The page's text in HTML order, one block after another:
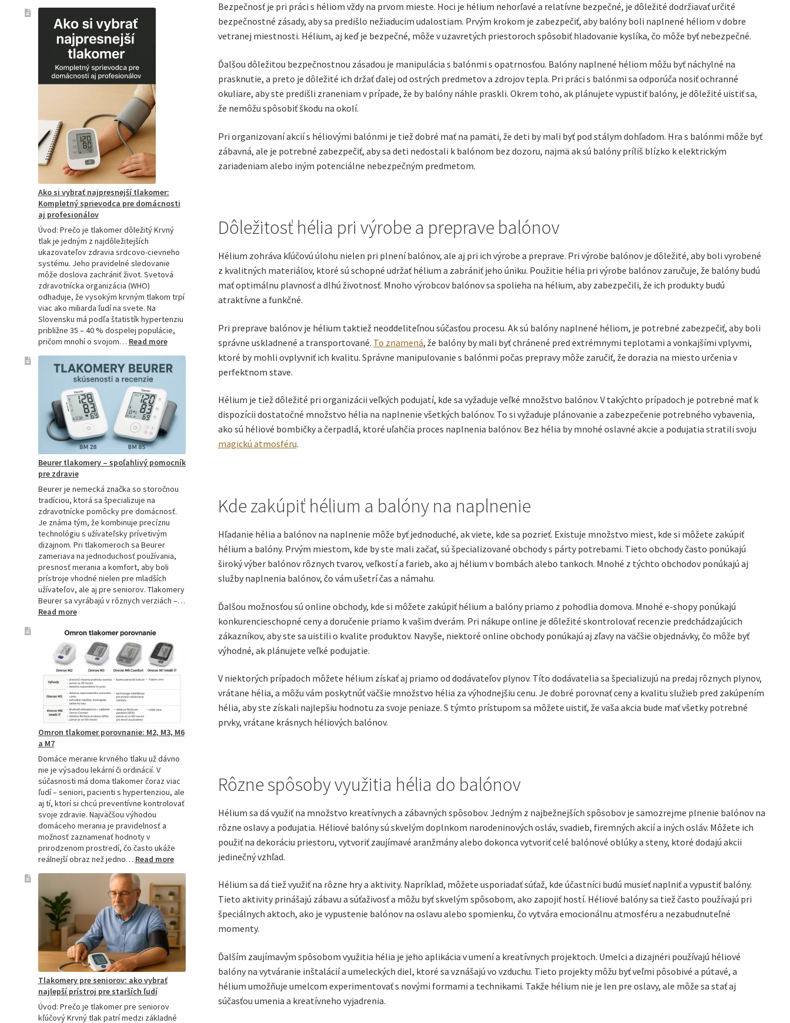
Bezpečnosť je pri práci s héliom vždy na prvom mieste. Hoci je hélium nehorľavé a relatívne bezpečné, je dôležité dodržiavať určité
bezpečnostné zásady, aby sa predišlo nežiaducim udalostiam. Prvým krokom je zabezpečiť, aby balóny boli naplnené héliom v dobre
vetranej miestnosti. Hélium, aj keď je bezpečné, môže v uzavretých priestoroch spôsobiť hladovanie kyslíka, čo môže byť nebezpečné.
Ďalšou dôležitou bezpečnostnou zásadou je manipulácia s balónmi s opatrnosťou. Balóny naplnené héliom môžu byť náchylné na
prasknutie, a preto je dôležité ich držať ďalej od ostrých predmetov a zdrojov tepla. Pri práci s balónmi sa odporúča nosiť ochranné
okuliare, aby ste predišli zraneniam v prípade, že by balóny náhle praskli. Okrem toho, ak plánujete vypustiť balóny, je dôležité uistiť sa,
že nemôžu spôsobiť škodu na okolí.
Pri organizovaní akcií s héliovými balónmi je tiež dobré mať na pamäti, že deti by mali byť pod stálym dohľadom. Hra s balónmi môže byť
zábavná, ale je potrebné zabezpečiť, aby sa deti nedostali k balónom bez dozoru, najmä ak sú balóny príliš blízko k elektrickým
zariadeniam alebo iným potenciálne nebezpečným predmetom.
Dôležitosť hélia pri výrobe a preprave balónov
Hélium zohráva kľúčovú úlohu nielen pri plnení balónov, ale aj pri ich výrobe a preprave. Pri výrobe balónov je dôležité, aby boli vyrobené
z kvalitných materiálov, ktoré sú schopné udržať hélium a zabrániť jeho úniku. Použitie hélia pri výrobe balónov zaručuje, že balóny budú
mať optimálnu plavnosť a dlhú životnosť. Mnoho výrobcov balónov sa spolieha na hélium, aby zabezpečili, že ich produkty budú
atraktívne a funkčné.
Pri preprave balónov je hélium taktiež neoddeliteľnou súčasťou procesu. Ak sú balóny naplnené héliom, je potrebné zabezpečiť, aby boli
správne uskladnené a transportované. To znamená, že balóny by mali byť chránené pred extrémnymi teplotami a vonkajšími vplyvmi,
ktoré by mohli ovplyvniť ich kvalitu. Správne manipulovanie s balónmi počas prepravy môže zaručiť, že dorazia na miesto určenia v
perfektnom stave.
Hélium je tiež dôležité pri organizácii veľkých podujatí, kde sa vyžaduje veľké množstvo balónov. V takýchto prípadoch je potrebné mať k
dispozícii dostatočné množstvo hélia na naplnenie všetkých balónov. To si vyžaduje plánovanie a zabezpečenie potrebného vybavenia,
ako sú héliové bombičky a čerpadlá, ktoré uľahčia proces naplnenia balónov. Bez hélia by mnohé oslavné akcie a podujatia stratili svoju
magickú atmosféru.
Kde zakúpiť hélium a balóny na naplnenie
Hľadanie hélia a balónov na naplnenie môže byť jednoduché, ak viete, kde sa pozrieť. Existuje množstvo miest, kde si môžete zakúpiť
hélium a balóny. Prvým miestom, kde by ste mali začať, sú špecializované obchody s párty potrebami. Tieto obchody často ponúkajú
široký výber balónov rôznych tvarov, veľkostí a farieb, ako aj hélium v bombách alebo tankoch. Mnohé z týchto obchodov ponúkajú aj
služby naplnenia balónov, čo vám ušetrí čas a námahu.
Ďalšou možnosťou sú online obchody, kde si môžete zakúpiť hélium a balóny priamo z pohodlia domova. Mnohé e-shopy ponúkajú
konkurencieschopné ceny a doručenie priamo k vašim dverám. Pri nákupe online je dôležité skontrolovať recenzie predchádzajúcich
zákazníkov, aby ste sa uistili o kvalite produktov. Navyše, niektoré online obchody ponúkajú aj zľavy na väčšie objednávky, čo môže byť
výhodné, ak plánujete veľké podujatie.
V niektorých prípadoch môžete hélium získať aj priamo od dodávateľov plynov. Títo dodávatelia sa špecializujú na predaj rôznych plynov,
vrátane hélia, a môžu vám poskytnúť väčšie množstvo hélia za výhodnejšiu cenu. Je dobré porovnať ceny a kvalitu služieb pred zakúpením
hélia, aby ste získali najlepšiu hodnotu za svoje peniaze. S týmto prístupom sa môžete uistiť, že vaša akcia bude mať všetky potrebné
prvky, vrátane krásnych héliových balónov.
Rôzne spôsoby využitia hélia do balónov
Hélium sa dá využiť na množstvo kreatívnych a zábavných spôsobov. Jedným z najbežnejších spôsobov je samozrejme plnenie balónov na
rôzne oslavy a podujatia. Héliové balóny sú skvelým doplnkom narodeninových osláv, svadieb, firemných akcií a iných osláv. Môžete ich
použiť na dekoráciu priestoru, vytvoriť zaujímavé aranžmány alebo dokonca vytvoriť celé balónové oblúky a steny, ktoré dodajú akcii
jedinečný vzhľad.
Hélium sa dá tiež využiť na rôzne hry a aktivity. Napríklad, môžete usporiadať súťaž, kde účastníci budú musieť naplniť a vypustiť balóny.
Tieto aktivity prinášajú zábavu a súťaživosť a môžu byť skvelým spôsobom, ako zapojiť hostí. Héliové balóny sa tiež často používajú pri
špeciálnych aktoch, ako je vypustenie balónov na oslavu alebo spomienku, čo vytvára emocionálnu atmosféru a nezabudnuteľné
momenty.
Ďalším zaujímavým spôsobom využitia hélia je jeho aplikácia v umení a kreatívnych projektoch. Umelci a dizajnéri používajú héliové
balóny na vytváranie inštalácií a umeleckých diel, ktoré sa vznášajú vo vzduchu. Tieto projekty môžu byť veľmi pôsobivé a pútavé, a
hélium umožňuje umelcom experimentovať s novými formami a technikami. Takže hélium nie je len pre oslavy, ale môže sa stať aj
súčasťou umenia a kreatívneho vyjadrenia.
akupresúrnou
podložkou:
Ako
si
vybrať
tú
najlepšiu
prečo
je
hitom
na
Slovensku?
Ako si vybrať najpresnejší tlakomer:
Kompletný sprievodca pre domácnosti
aj profesionálov
Úvod: Prečo je tlakomer dôležitý Krvný
tlak je jedným z najdôležitejších
ukazovateľov zdravia srdcovo-cievneho
systému. Jeho pravidelné sledovanie
môže doslova zachrániť život. Svetová
zdravotnícka organizácia (WHO)
odhaduje, že vysokým krvným tlakom trpí
viac ako miliarda ľudí na svete. Na
Slovensku má podľa štatistík hypertenziu
približne 35 – 40 % dospelej populácie,
pričom mnohí o svojom… Read more:
si
vybrať
tlakomer:
Kompletný
sprievodca
pre
domácnosti
aj
profesionálov
Beurer tlakomery – spoľahlivý pomocník
pre zdravie
Beurer je nemecká značka so storočnou
tradíciou, ktorá sa špecializuje na
zdravotnícke pomôcky pre domácnosť.
Je známa tým, že kombinuje precíznu
technológiu s užívateľsky prívetivým
dizajnom. Pri tlakomeroch sa Beurer
zameriava na jednoduchosť používania,
presnosť merania a komfort, aby boli
prístroje vhodné nielen pre mladších
užívateľov, ale aj pre seniorov. Tlakomery
Beurer sa vyrábajú v rôznych verziách –…
Read more:
tlakomery
spoľahlivý
pomocník
pre
zdravie
Omron tlakomer porovnanie: M2, M3, M6
a M7
Domáce meranie krvného tlaku už dávno
nie je výsadou lekární či ordinácií. V
súčasnosti má doma tlakomer čoraz viac
ľudí – seniori, pacienti s hypertenziou, ale
aj tí, ktorí si chcú preventívne kontrolovať
svoje zdravie. Najväčšou výhodou
domáceho merania je pravidelnosť a
možnosť zaznamenať hodnoty v
prirodzenom prostredí, čo často ukáže
reálnejší obraz než jedno… Read more:
porovnanie:
M2,
M3,
M6
a
M7
Tlakomery pre seniorov: ako vybrať
najlepší prístroj pre starších ľudí
Úvod: Prečo je tlakomer pre seniorov
kľúčový Krvný tlak patrí medzi základné